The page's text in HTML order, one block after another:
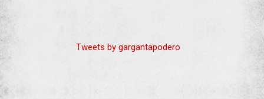
Tweets by gargantapodero